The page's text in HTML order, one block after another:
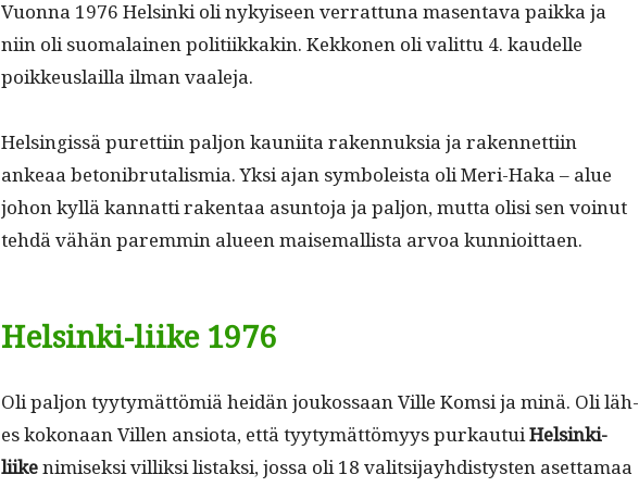
Vuon­na 1976 Helsin­ki oli nykyiseen ver­rat­tuna masen­ta­va paik­ka ja
niin oli suo­ma­lainen poli­ti­ikkakin. Kekko­nen oli valit­tu 4. kaudelle
poikkeuslail­la ilman vaaleja.
Helsingis­sä puret­ti­in paljon kau­ni­ita raken­nuk­sia ja raken­net­ti­in
ankeaa betoni­bru­tal­is­mia. Yksi ajan sym­bol­eista oli Meri-Haka – alue
johon kyl­lä kan­nat­ti rak­en­taa asun­to­ja ja paljon, mut­ta olisi sen voin­ut
tehdä vähän parem­min alueen maise­mallista arvoa kunnioittaen.
Helsinki-liike 1976
Oli paljon tyy­tymät­tömiä hei­dän joukos­saan Ville Kom­si ja minä. Oli läh­
es kokon­aan Villen ansio­ta, että tyy­tymät­tömyys purkau­tuiHelsin­ki-
liikenimisek­si vil­lik­si lis­tak­si, jos­sa oli 18 val­it­si­jay­hdis­tys­ten aset­ta­maa